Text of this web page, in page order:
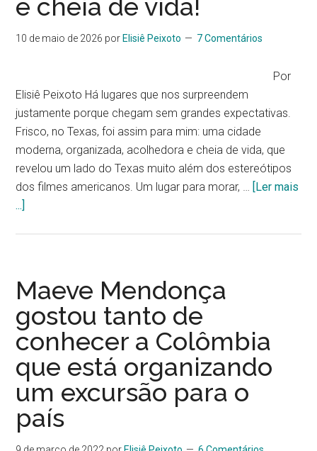
e cheia de vida!
10 de maio de 2026 por Elisiê Peixoto 7 Comentários
Por
Elisiê Peixoto Há lugares que nos surpreendem
justamente porque chegam sem grandes expectativas.
Frisco, no Texas, foi assim para mim: uma cidade
moderna, organizada, acolhedora e cheia de vida, que
revelou um lado do Texas muito além dos estereótipos
dos filmes americanos. Um lugar para morar, … [Ler mais
...]
Maeve Mendonça
gostou tanto de
conhecer a Colômbia
que está organizando
um excursão para o
país